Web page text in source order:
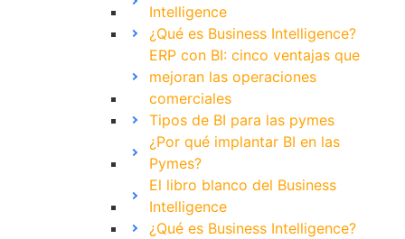
Intelligence
¿Qué es Business Intelligence?
ERP con BI: cinco ventajas que
mejoran las operaciones
comerciales
Tipos de BI para las pymes
¿Por qué implantar BI en las
Pymes?
El libro blanco del Business
Intelligence
¿Qué es Business Intelligence?